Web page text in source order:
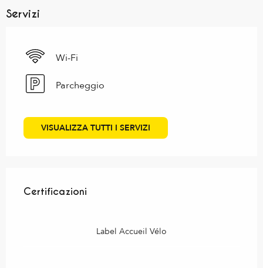
Servizi
Wi-Fi
Parcheggio
VISUALIZZA TUTTI I SERVIZI
Certificazioni
Certificazioni
Label Accueil Vélo